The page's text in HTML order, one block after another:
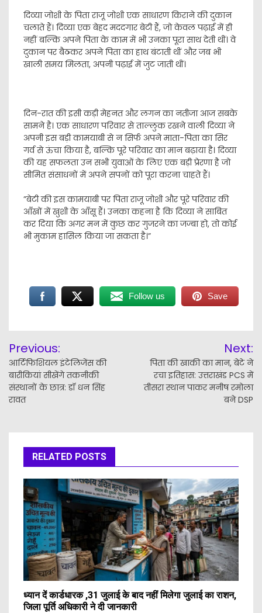
​दिव्या जोशी के पिता राजू जोशी एक साधारण किराने की दुकान
चलाते हैं। दिव्या एक बेहद मददगार बेटी हैं, जो केवल पढ़ाई में ही
नहीं बल्कि अपने पिता के काम में भी उनका पूरा साथ देती थीं। वे
दुकान पर बैठकर अपने पिता का हाथ बंटाती थीं और जब भी
खाली समय मिलता, अपनी पढ़ाई में जुट जाती थीं।
​दिन-रात की इसी कड़ी मेहनत और लगन का नतीजा आज सबके
सामने है। एक साधारण परिवार से ताल्लुक रखने वाली दिव्या ने
अपनी इस बड़ी कामयाबी से न सिर्फ अपने माता-पिता का सिर
गर्व से ऊंचा किया है, बल्कि पूरे परिवार का मान बढ़ाया है। दिव्या
की यह सफलता उन सभी युवाओं के लिए एक बड़ी प्रेरणा है जो
सीमित संसाधनों में अपने सपनों को पूरा करना चाहते हैं।
​”बेटी की इस कामयाबी पर पिता राजू जोशी और पूरे परिवार की
आँखों में खुशी के आँसू हैं। उनका कहना है कि दिव्या ने साबित
कर दिया कि अगर मन में कुछ कर गुजरने का जज्बा हो, तो कोई
भी मुकाम हासिल किया जा सकता है।”
Follow us Save
navigation
Previous:
आर्टिफिशियल इंटेलिजेंस की
बारीकियां सीखेंगे तकनीकी
संस्थानों के छात्र: डॉ धन सिंह
रावत
Next:
पिता की खाकी का मान, बेटे ने
रचा इतिहास: उत्तराखंड PCS में
तीसरा स्थान पाकर मनीष रमोला
बने DSP
RELATED POSTS
ध्यान दें कार्डधारक ,31 जुलाई के बाद नहीं मिलेगा जुलाई का राशन,
जिला पूर्ति अधिकारी ने दी जानकारी